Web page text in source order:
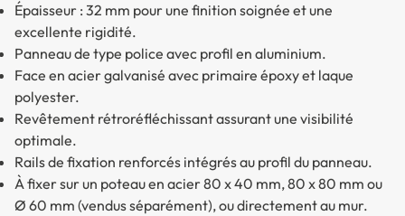
Épaisseur : 32 mm pour une finition soignée et une
excellente rigidité.
Panneau de type police avec profil en aluminium.
Face en acier galvanisé avec primaire époxy et laque
polyester.
Revêtement rétroréfléchissant assurant une visibilité
optimale.
Rails de fixation renforcés intégrés au profil du panneau.
À fixer sur un poteau en acier 80 x 40 mm, 80 x 80 mm ou
Ø 60 mm (vendus séparément), ou directement au mur.